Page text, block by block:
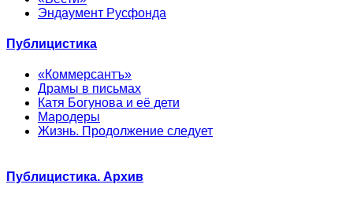
Эндаумент Русфонда
Публицистика
«Коммерсантъ»
Драмы в письмах
Катя Богунова и её дети
Мародеры
Жизнь. Продолжение следует
Публицистика. Архив